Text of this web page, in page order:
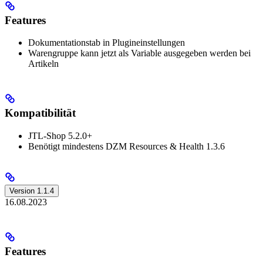
Features
Dokumentationstab in Plugineinstellungen
Warengruppe kann jetzt als Variable ausgegeben werden bei
Artikeln
Kompatibilität
JTL-Shop 5.2.0+
Benötigt mindestens DZM Resources & Health 1.3.6
Version 1.1.4
16.08.2023
Features